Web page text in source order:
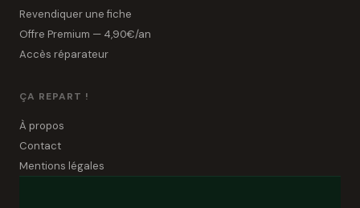
Revendiquer une fiche
Offre Premium — 4,90€/an
Accès réparateur
ÇA REPART !
À propos
Contact
Mentions légales